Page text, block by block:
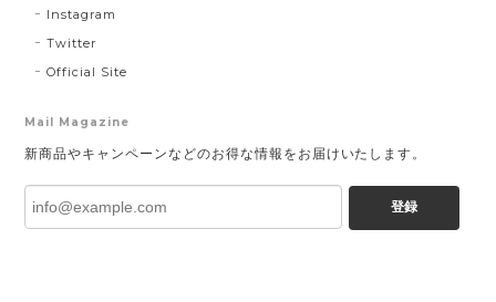
Instagram
Twitter
Official Site
Mail Magazine
新商品やキャンペーンなどのお得な情報をお届けいたします。
登録